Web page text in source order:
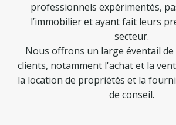
professionnels expérimentés,
l’immobilier et ayant fait leurs
secteur.
Nous offrons un large éventail de
clients, notamment l'achat et la
la location de propriétés et la
de conseil.